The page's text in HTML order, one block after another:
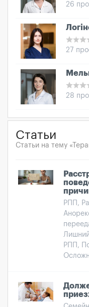
26
27
28
Статьи
Статьи на тему
РПП,
РПП,